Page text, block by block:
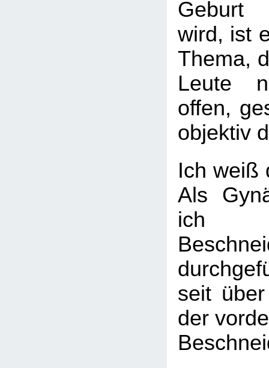
Geburt
wird, ist
Thema,
Leute
offen,
objektiv
Ich weiß
Als
ich
seit
der